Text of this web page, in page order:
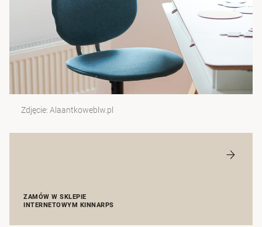
Zdjęcie: Alaantkoweblw.pl
ZAMÓW W SKLEPIE
INTERNETOWYM KINNARPS